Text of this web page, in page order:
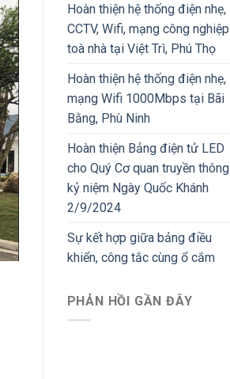
Hoàn thiện hệ thống điện nhẹ,
CCTV, Wifi, mạng công nghiệp
toà nhà tại Việt Trì, Phú Thọ
Hoàn thiện hệ thống điện nhẹ,
mạng Wifi 1000Mbps tại Bãi
Bằng, Phù Ninh
Hoàn thiện Bảng điện tử LED
cho Quý Cơ quan truyền thông
kỷ niệm Ngày Quốc Khánh
2/9/2024
Sự kết hợp giữa bảng điều
khiển, công tắc cùng ổ cắm
PHẢN HỒI GẦN ĐÂY